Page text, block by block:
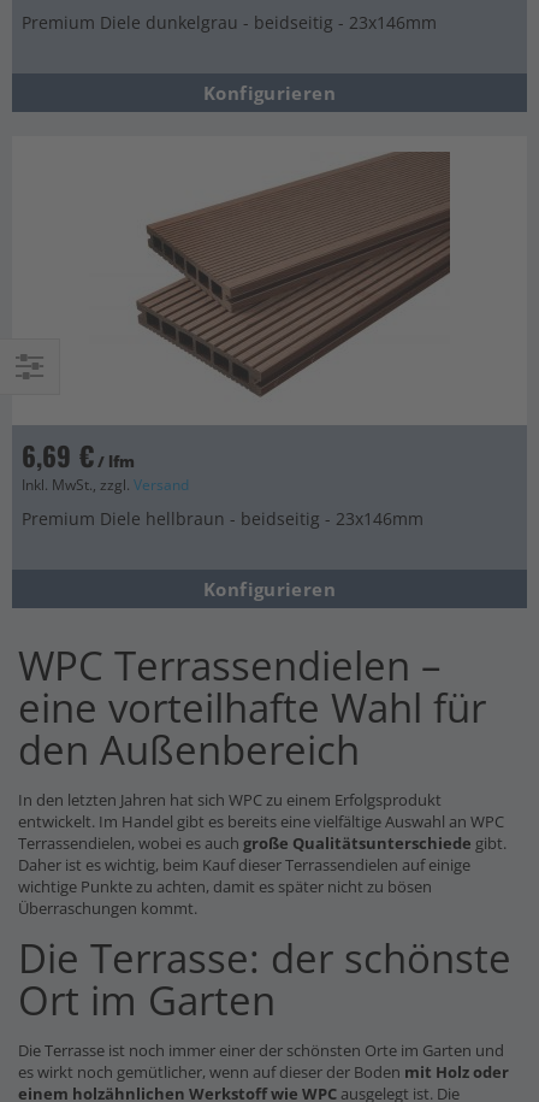
Premium Diele dunkelgrau - beidseitig - 23x146mm
Konfigurieren
6,69 €/ lfm
Inkl. MwSt., zzgl. Versand
Premium Diele hellbraun - beidseitig - 23x146mm
Konfigurieren
WPC Terrassendielen –
eine vorteilhafte Wahl für
den Außenbereich
In den letzten Jahren hat sich WPC zu einem Erfolgsprodukt
entwickelt. Im Handel gibt es bereits eine vielfältige Auswahl an WPC
Terrassendielen, wobei es auch große Qualitätsunterschiede gibt.
Daher ist es wichtig, beim Kauf dieser Terrassendielen auf einige
wichtige Punkte zu achten, damit es später nicht zu bösen
Überraschungen kommt.
Die Terrasse: der schönste
Ort im Garten
Die Terrasse ist noch immer einer der schönsten Orte im Garten und
es wirkt noch gemütlicher, wenn auf dieser der Boden mit Holz oder
einem holzähnlichen Werkstoff wie WPCausgelegt ist. Die